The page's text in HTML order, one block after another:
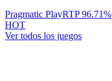
Pragmatic PlayRTP96.71%
HOT
Ver todos los juegos